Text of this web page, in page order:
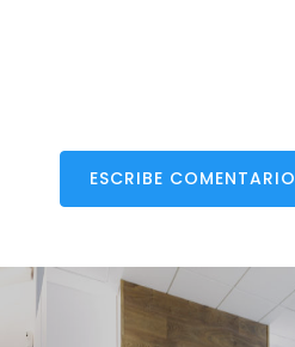
ESCRIBE COMENTARIO